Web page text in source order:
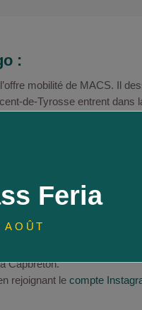
:
mobilité de MACS. Il
de-Tyrosse entrent dans
Hossegor et Bénesse-
Gare à l’Estacade
et la plage de Santocha. La
aussi l’Estacade. La
parking relai), le Parc
Capbreton.
rejoignant le compte
Feria